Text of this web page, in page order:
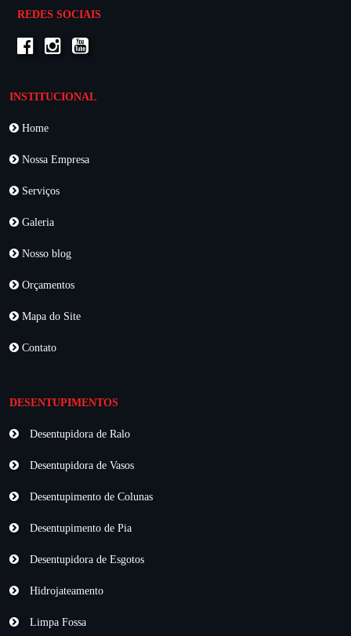
REDES SOCIAIS
INSTITUCIONAL
Home
Nossa Empresa
Serviços
Galeria
Nosso blog
Orçamentos
Mapa do Site
Contato
DESENTUPIMENTOS
Desentupidora de Ralo
Desentupidora de Vasos
Desentupimento de Colunas
Desentupimento de Pia
Desentupidora de Esgotos
Hidrojateamento
Limpa Fossa